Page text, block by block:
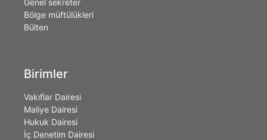
Genel sekreter
Bölge müftülükleri
Bülten
Birimler
Vakıflar Dairesi
Maliye Dairesi
Hukuk Dairesi
İç Denetim Dairesi